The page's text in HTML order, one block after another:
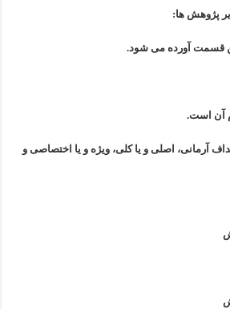
قسمت آورده می شود.
آن است.
آرمانی، اصلی و یا کلی، ویژه و یا اختصاصیو